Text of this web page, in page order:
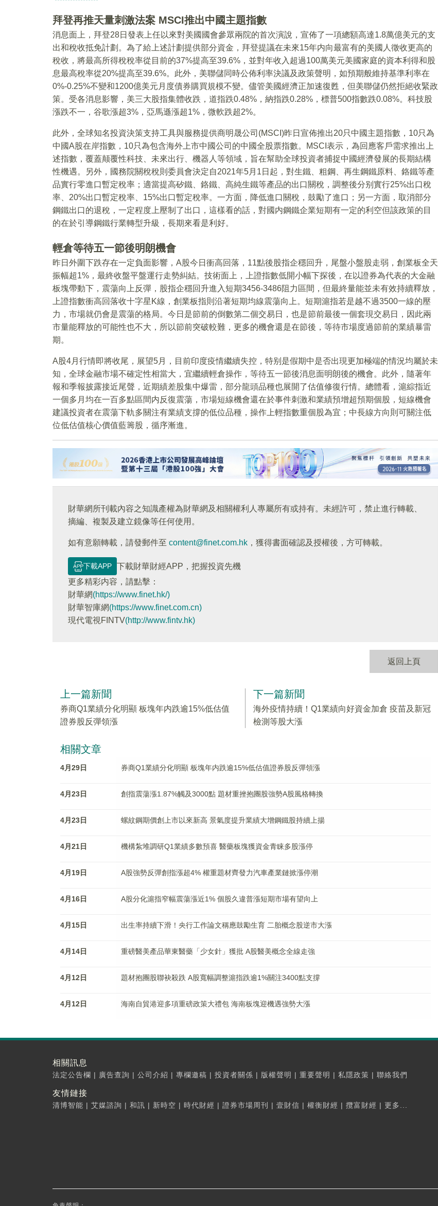
拜登再推天量刺激法案 MSCI推出中國主題指數
消息面上，拜登28日發表上任以來對美國國會參眾兩院的首次演說，宣佈了一項總額高達1.8萬億美元的支
出和稅收抵免計劃。為了給上述計劃提供部分資金，拜登提議在未來15年内向最富有的美國人徵收更高的
稅收，將最高所得稅稅率從目前的37%提高至39.6%，並對年收入超過100萬美元美國家庭的資本利得和股
息最高稅率從20%提高至39.6%。此外，美聯儲同時公佈利率決議及政策聲明，如預期般維持基準利率在
0%-0.25%不變和1200億美元月度債券購買規模不變。儘管美國經濟正加速復甦，但美聯儲仍然拒絕收緊政
策。受各消息影響，美三大股指集體收跌，道指跌0.48%，納指跌0.28%，標普500指數跌0.08%。科技股
漲跌不一，谷歌漲超3%，亞馬遜漲超1%，微軟跌超2%。
此外，全球知名投資決策支持工具與服務提供商明晟公司(MSCI)昨日宣佈推出20只中國主題指數，10只為
中國A股在岸指數，10只為包含海外上市中國公司的中國全股票指數。MSCI表示，為回應客戶需求推出上
述指數，覆蓋颠覆性科技、未來出行、機器人等領域，旨在幫助全球投資者捕捉中國經濟發展的長期結構
性機遇。另外，國務院關稅稅則委員會決定自2021年5月1日起，對生鐵、粗鋼、再生鋼鐵原料、鉻鐵等產
品實行零進口暫定稅率；適當提高矽鐵、鉻鐵、高純生鐵等產品的出口關稅，調整後分别實行25%出口稅
率、20%出口暫定稅率、15%出口暫定稅率。一方面，降低進口關稅，鼓勵了進口；另一方面，取消部分
鋼鐵出口的退稅，一定程度上壓制了出口，這樣看的話，對國内鋼鐵企業短期有一定的利空但該政策的目
的在於引導鋼鐵行業轉型升級，長期來看是利好。
輕倉等待五一節後明朗機會
昨日外圍下跌存在一定負面影響，A股今日衝高回落，11點後股指企穩回升，尾盤小盤股走弱，創業板全天
振幅超1%，最終收盤平盤運行走勢糾結。技術面上，上證指數低開小幅下探後，在以證券為代表的大金融
板塊帶動下，震蕩向上反彈，股指企穩回升進入短期3456-3486阻力區間，但最終量能並未有效持續釋放，
上證指數衝高回落收十字星K線，創業板指則沿著短期均線震蕩向上。短期滬指若是越不過3500一線的壓
力，市場就仍會是震蕩的格局。今日是節前的倒數第二個交易日，也是節前最後一個套現交易日，因此兩
市量能釋放的可能性也不大，所以節前突破較難，更多的機會還是在節後，等待市場度過節前的業績暴雷
期。
A股4月行情即將收尾，展望5月，目前印度疫情繼續失控，特别是假期中是否出現更加極端的情況均屬於未
知，全球金融市場不確定性相當大，宜繼續輕倉操作，等待五一節後消息面明朗後的機會。此外，隨著年
報和季報披露接近尾聲，近期績差股集中爆雷，部分龍頭品種也展開了估值修復行情。總體看，滬綜指近
一個多月均在一百多點區間内反復震蕩，市場短線機會還在於事件刺激和業績預增超預期個股，短線機會
建議投資者在震蕩下軌多關注有業績支撐的低位品種，操作上輕指數重個股為宜；中長線方向則可關注低
位低估值核心價值藍籌股，循序漸進。
財華網所刊載內容之知識產權為財華網及相關權利人專屬所有或持有。未經許可，禁止進行轉載、
摘編、複製及建立鏡像等任何使用。
如有意願轉載，請發郵件至 content@finet.com.hk ，獲得書面確認及授權後，方可轉載。
下載APP
下載財華財經APP，把握投資先機
更多精彩内容，請點擊：
財華網(https://www.finet.hk/)
財華智庫網(https://www.finet.com.cn)
現代電視FINTV(http://www.fintv.hk)
返回上頁
上一篇新聞
券商Q1業績分化明顯 板塊年内跌逾15%低估值
證券股反彈領漲
下一篇新聞
海外疫情持續！Q1業績向好資金加倉 疫苗及新冠
檢測等股大漲
相關文章
4月29日 券商Q1業績分化明顯 板塊年内跌逾15%低估值證券股反彈領漲
4月23日 創指震蕩漲1.87%觸及3000點 題材重挫抱團股強勢A股風格轉換
4月23日 螺紋鋼期價創上市以來新高 景氣度提升業績大增鋼鐵股持續上揚
4月21日 機構紮堆調研Q1業績多數預喜 醫藥板塊獲資金青睐多股漲停
4月19日 A股強勢反彈創指漲超4% 權重題材齊發力汽車產業鏈掀漲停潮
4月16日 A股分化滬指窄幅震蕩漲近1% 個股久違普漲短期市場有望向上
4月15日 出生率持續下滑！央行工作論文稱應鼓勵生育 二胎概念股逆市大漲
4月14日 重磅醫美產品華東醫藥「少女針」獲批 A股醫美概念全線走強
4月12日 題材抱團股聯袂殺跌 A股寬幅調整滬指跌逾1%關注3400點支撐
4月12日 海南自貿港迎多項重磅政策大禮包 海南板塊迎機遇強勢大漲
相關訊息
法定公告欄 | 廣告查詢 | 公司介紹 | 專欄邀稿 | 投資者關係 | 版權聲明 | 重要聲明 | 私隱政策 | 聯絡我們
友情鏈接
清博智能 | 艾媒諮詢 | 和訊 | 新時空 | 時代財經 | 證券市場周刊 | 壹財信 | 權衡財經 | 攬富財經 | 更多...